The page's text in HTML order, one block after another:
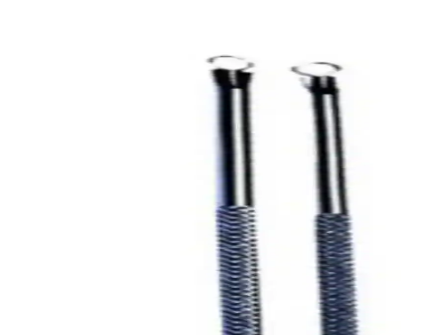
Yüzde belirli bir alandaki sivilce ve hiperpigmentasyonun nedenleri
Kaş Bölgesindeki Sivilceyi Gizlemek ve İyileştirmek İçin
Kaş bölgesinde oluşan sivilcelerde buz uygulaması, antibakteriyel kremler
Cilt Sağlığında İyileşme Süreci: Sabır, Doğru Bakım ve
Cilt sağlığında iyileşme uzun ve sabır gerektiren bir süreçtir. Doğru
Sivilce Tedavi Yöntemleri: Doğal ve Medikal Yaklaşımlarla
Sivilce tedavisinde doğal ve medikal yöntemleri, dikkat edilmesi
Akne ve Sivilce İçin Gece Losyonları: Etkili ve Uzun